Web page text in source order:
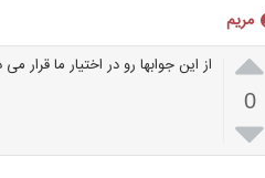
مریم

0

از این جوابها رو در اختیار ما قرار